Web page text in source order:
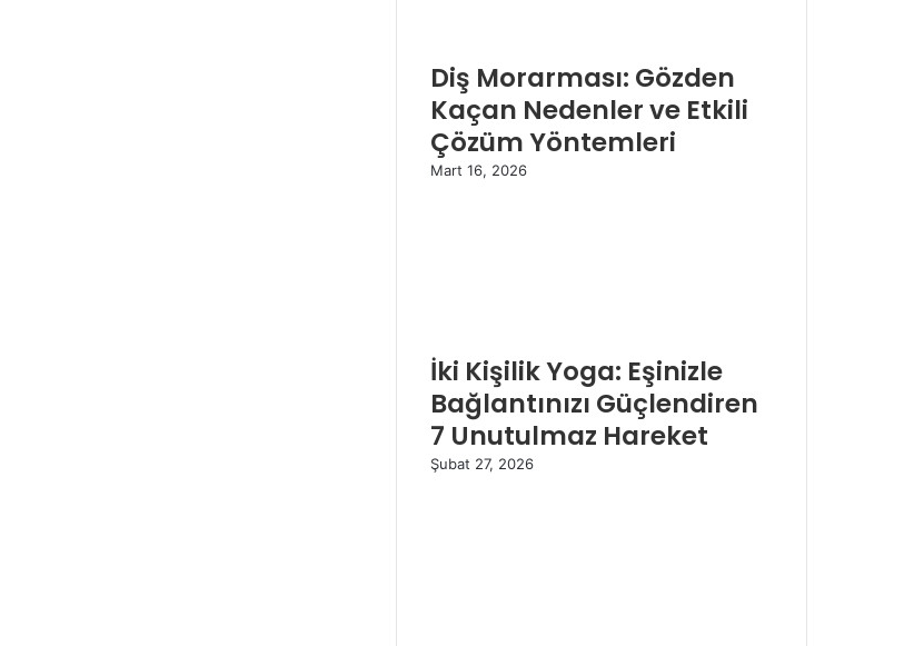
Diş Morarması: Gözden
Kaçan Nedenler ve Etkili
Çözüm Yöntemleri
Mart 16, 2026
İki Kişilik Yoga: Eşinizle
Bağlantınızı Güçlendiren
7 Unutulmaz Hareket
Şubat 27, 2026